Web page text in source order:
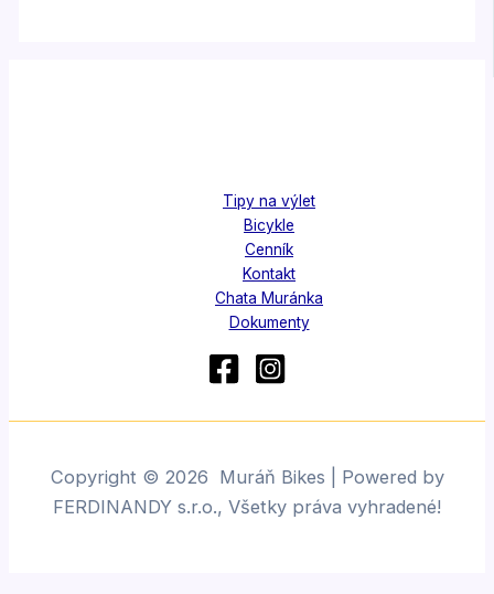
Tipy na výlet
Bicykle
Cenník
Kontakt
Chata Muránka
Dokumenty
Copyright © 2026 Muráň Bikes | Powered by
FERDINANDY s.r.o., Všetky práva vyhradené!